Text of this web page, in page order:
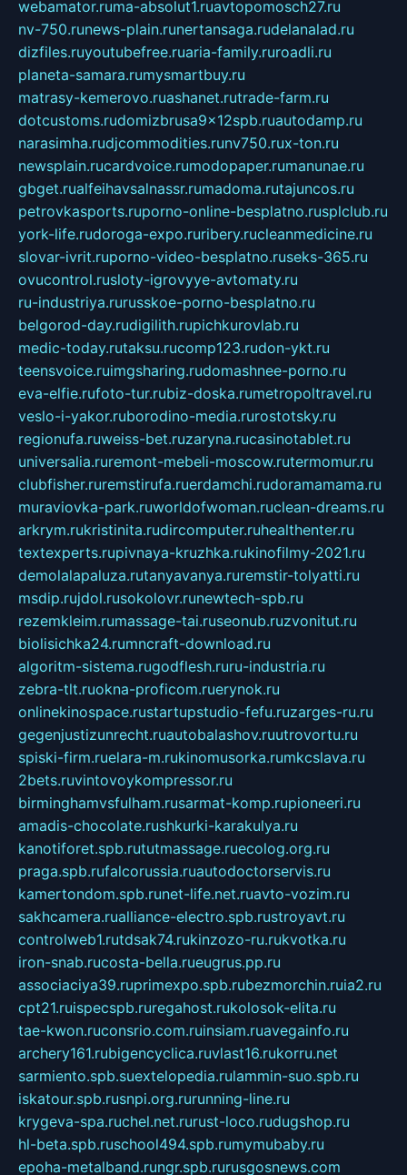
webamator.ruma-absolut1.ruavtopomosch27.ru
nv-750.runews-plain.runertansaga.rudelanalad.ru
dizfiles.ruyoutubefree.ruaria-family.ruroadli.ru
planeta-samara.rumysmartbuy.ru
matrasy-kemerovo.ruashanet.rutrade-farm.ru
dotcustoms.rudomizbrusa9x12spb.ruautodamp.ru
narasimha.rudjcommodities.runv750.rux-ton.ru
newsplain.rucardvoice.rumodopaper.rumanunae.ru
gbget.rualfeihavsalnassr.rumadoma.rutajuncos.ru
petrovkasports.ruporno-online-besplatno.rusplclub.ru
york-life.rudoroga-expo.ruribery.rucleanmedicine.ru
slovar-ivrit.ruporno-video-besplatno.ruseks-365.ru
ovucontrol.rusloty-igrovyye-avtomaty.ru
ru-industriya.rurusskoe-porno-besplatno.ru
belgorod-day.rudigilith.rupichkurovlab.ru
medic-today.rutaksu.rucomp123.rudon-ykt.ru
teensvoice.ruimgsharing.rudomashnee-porno.ru
eva-elfie.rufoto-tur.rubiz-doska.rumetropoltravel.ru
veslo-i-yakor.ruborodino-media.rurostotsky.ru
regionufa.ruweiss-bet.ruzaryna.rucasinotablet.ru
universalia.ruremont-mebeli-moscow.rutermomur.ru
clubfisher.ruremstirufa.ruerdamchi.rudoramamama.ru
muraviovka-park.ruworldofwoman.ruclean-dreams.ru
arkrym.rukristinita.rudircomputer.ruhealthenter.ru
textexperts.rupivnaya-kruzhka.rukinofilmy-2021.ru
demolalapaluza.rutanyavanya.ruremstir-tolyatti.ru
msdip.rujdol.rusokolovr.runewtech-spb.ru
rezemkleim.rumassage-tai.ruseonub.ruzvonitut.ru
biolisichka24.rumncraft-download.ru
algoritm-sistema.rugodflesh.ruru-industria.ru
zebra-tlt.ruokna-proficom.ruerynok.ru
onlinekinospace.rustartupstudio-fefu.ruzarges-ru.ru
gegenjustizunrecht.ruautobalashov.ruutrovortu.ru
spiski-firm.ruelara-m.rukinomusorka.rumkcslava.ru
2bets.ruvintovoykompressor.ru
birminghamvsfulham.rusarmat-komp.rupioneeri.ru
amadis-chocolate.rushkurki-karakulya.ru
kanotiforet.spb.rututmassage.ruecolog.org.ru
praga.spb.rufalcorussia.ruautodoctorservis.ru
kamertondom.spb.runet-life.net.ruavto-vozim.ru
sakhcamera.rualliance-electro.spb.rustroyavt.ru
controlweb1.rutdsak74.rukinzozo-ru.rukvotka.ru
iron-snab.rucosta-bella.rueugrus.pp.ru
associaciya39.ruprimexpo.spb.rubezmorchin.ruia2.ru
cpt21.ruispecspb.ruregahost.rukolosok-elita.ru
tae-kwon.ruconsrio.com.ruinsiam.ruavegainfo.ru
archery161.rubigencyclica.ruvlast16.rukorru.net
sarmiento.spb.suextelopedia.rulammin-suo.spb.ru
iskatour.spb.rusnpi.org.rurunning-line.ru
krygeva-spa.ruchel.net.rurust-loco.rudugshop.ru
hl-beta.spb.ruschool494.spb.rumymubaby.ru
epoha-metalband.rungr.spb.rurusgosnews.com